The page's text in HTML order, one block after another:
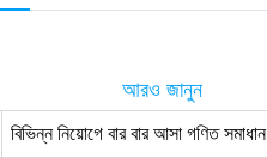
আরও জানুন
বিভিন্ন নিয়োগে বার বার আসা গণিত সমাধান